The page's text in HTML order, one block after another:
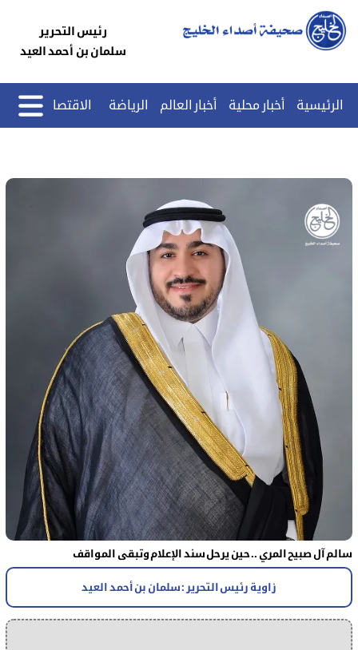
رئيس التحرير
سلمان بن أحمد العيد
الرئيسية أخبار محلية أخبار العالم الرياضة الاقتصاد
سالم آل صبيح المري .. حين يرحل سند الإعلام وتبقى المواقف
زاوية رئيس التحرير : سلمان بن أحمد العيد